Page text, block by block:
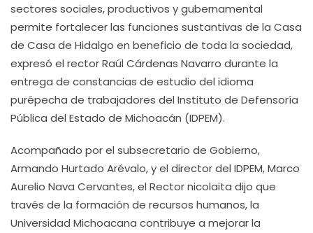
sectores sociales, productivos y gubernamental
permite fortalecer las funciones sustantivas de la Casa
de Casa de Hidalgo en beneficio de toda la sociedad,
expresó el rector Raúl Cárdenas Navarro durante la
entrega de constancias de estudio del idioma
purépecha de trabajadores del Instituto de Defensoría
Pública del Estado de Michoacán (IDPEM).
Acompañado por el subsecretario de Gobierno,
Armando Hurtado Arévalo, y el director del IDPEM, Marco
Aurelio Nava Cervantes, el Rector nicolaita dijo que
través de la formación de recursos humanos, la
Universidad Michoacana contribuye a mejorar la